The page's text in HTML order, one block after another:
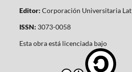
Editor: Corporación Universitaria
ISSN: 3073-0058
Esta obra está licenciada bajo